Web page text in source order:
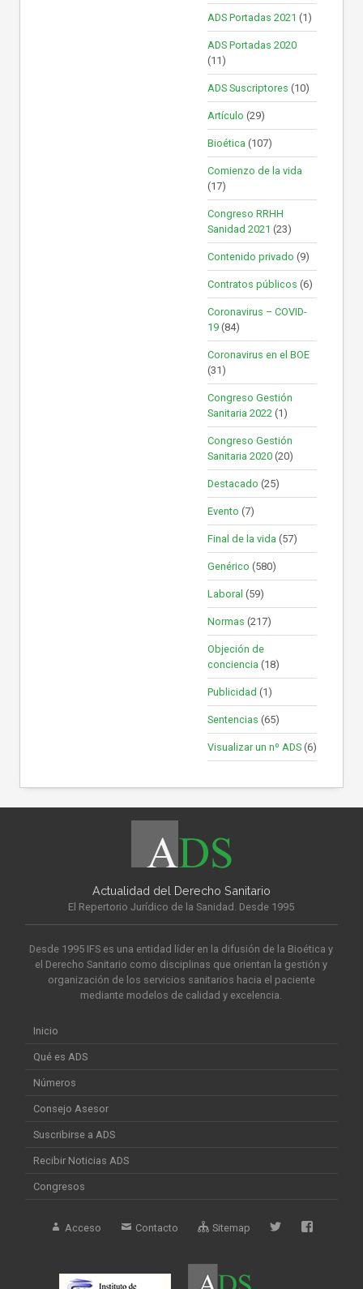
ADS Portadas 2021 (1)
ADS Portadas 2020
(11)
ADS Suscriptores (10)
Artículo (29)
Bioética (107)
Comienzo de la vida
(17)
Congreso RRHH
Sanidad 2021 (23)
Contenido privado (9)
Contratos públicos (6)
Coronavirus – COVID-
19 (84)
Coronavirus en el BOE
(31)
Congreso Gestión
Sanitaria 2022 (1)
Congreso Gestión
Sanitaria 2020 (20)
Destacado (25)
Evento (7)
Final de la vida (57)
Genérico (580)
Laboral (59)
Normas (217)
Objeción de
conciencia (18)
Publicidad (1)
Sentencias (65)
Visualizar un nº ADS (6)
Actualidad del Derecho Sanitario
El Repertorio Jurídico de la Sanidad. Desde 1995
Desde 1995 IFS es una entidad líder en la difusión de la Bioética y
el Derecho Sanitario como disciplinas que orientan la gestión y
organización de los servicios sanitarios hacia el paciente
mediante modelos de calidad y excelencia.
Inicio
Qué es ADS
Números
Consejo Asesor
Suscribirse a ADS
Recibir Noticias ADS
Congresos
Acceso Contacto Sitemap